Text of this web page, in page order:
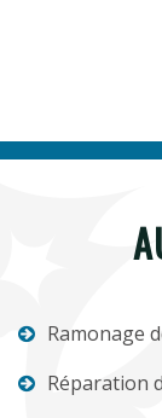
Ramonage
Réparation